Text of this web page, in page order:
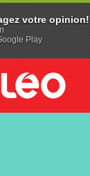
votre opinion!
Play